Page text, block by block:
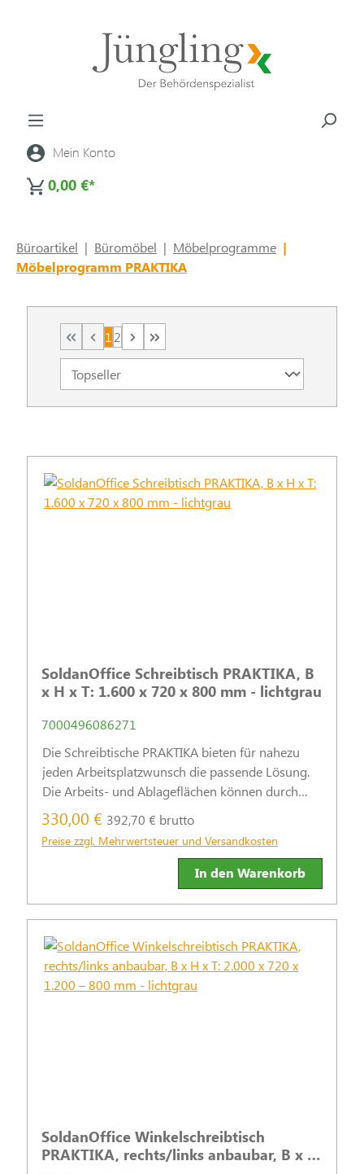
Mein Konto
0,00 €*
Büroartikel | Büromöbel | Möbelprogramme |
Möbelprogramm PRAKTIKA
Seite
1 Seite
2
SoldanOffice Schreibtisch PRAKTIKA, B
x H x T: 1.600 x 720 x 800 mm - lichtgrau
7000496086271
Die Schreibtische PRAKTIKA bieten für nahezu
jeden Arbeitsplatzwunsch die passende Lösung.
Die Arbeits- und Ablageflächen können durch
praktische Stand- und Rollcontainer sinnvoll
ergänzt werden.
330,00 € 392,70 € brutto
Preise zzgl. Mehrwertsteuer und Versandkosten
In den Warenkorb
SoldanOffice Winkelschreibtisch
PRAKTIKA, rechts/links anbaubar, B x H